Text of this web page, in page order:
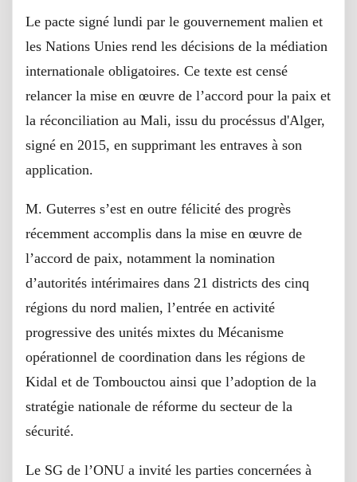
Le pacte signé lundi par le gouvernement malien et
les Nations Unies rend les décisions de la médiation
internationale obligatoires. Ce texte est censé
relancer la mise en œuvre de l’accord pour la paix et
la réconciliation au Mali, issu du procéssus d'Alger,
signé en 2015, en supprimant les entraves à son
application.
M. Guterres s’est en outre félicité des progrès
récemment accomplis dans la mise en œuvre de
l’accord de paix, notamment la nomination
d’autorités intérimaires dans 21 districts des cinq
régions du nord malien, l’entrée en activité
progressive des unités mixtes du Mécanisme
opérationnel de coordination dans les régions de
Kidal et de Tombouctou ainsi que l’adoption de la
stratégie nationale de réforme du secteur de la
sécurité.
Le SG de l’ONU a invité les parties concernées à